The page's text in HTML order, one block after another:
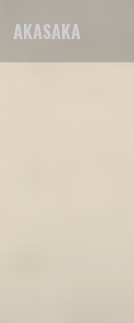
AKASAKA